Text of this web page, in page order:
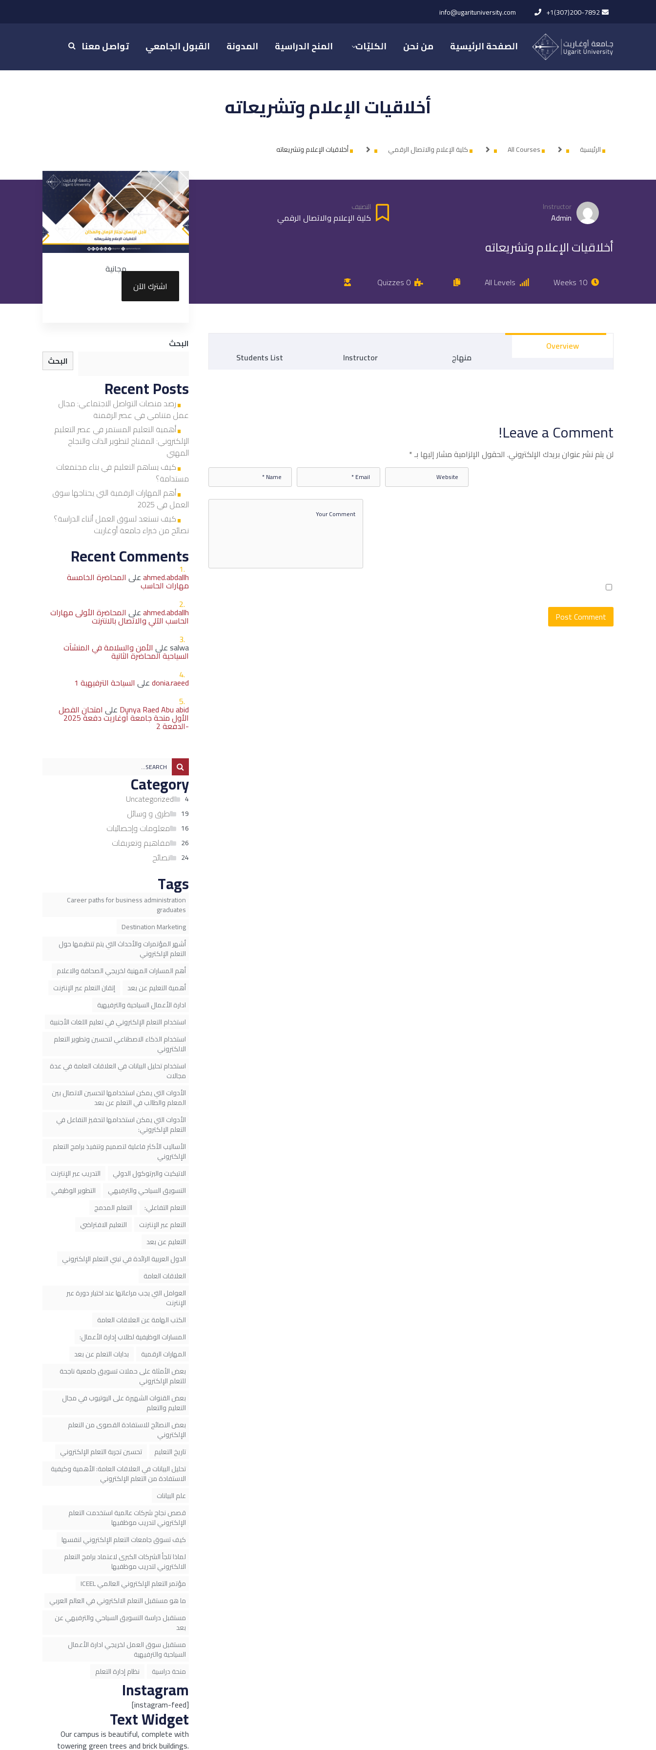
info@ugarituniversity.com +1(307)200-7892
تواصل معنا القبول الجامعي المدونة المنح الدراسية الكليّات من نحن الصفحة الرئيسية
أخلاقيات الإعلام وتشريعاته
الرئيسية All Courses كلية الإعلام والاتصال الرقمي أخلاقيات الإعلام وتشريعاته
Instructor
Admin
التصنيف
كلية الإعلام والاتصال الرقمي
أخلاقيات الإعلام وتشريعاته
10 Weeks
All Levels
0 Quizzes
Overview
منهاج
Instructor
Students List
Leave a Comment!
لن يتم نشر عنوان بريدك الإلكتروني. الحقول الإلزامية مشار إليها بـ*
مجانية
اشترك الآن
البحث
البحث
Recent Posts
رصد منصات التواصل الاجتماعي: مجال
عمل متنامي في عصر الرقمنة
أهمية التعليم المستمر في عصر التعليم
الإلكتروني: المفتاح لتطوير الذات والنجاح
المهني
كيف يساهم التعليم في بناء مجتمعات
مستدامة؟
أهم المهارات الرقمية التي يحتاجها سوق
العمل في 2025
كيف تستعد لسوق العمل أثناء الدراسة؟
نصائح من خبراء جامعة أوغاريت
Recent Comments
ahmed.abdallhعلى المحاضرة الخامسة
مهارات الحاسب
ahmed.abdallhعلى المحاضرة الأولى مهارات
الحاسب الآلي والاتصال بالانترنت
salwaعلى الأمن والسلامة في المنشآت
السياحية المحاضرة الثانية
donia.raeedعلى السياحة الترفيهية 1
Dunya Raed Abu abid على امتحان الفصل
الأول منحة جامعة أوغاريت دفعة 2025
-الدفعة 2
Category
Uncategorized 4
طرق و وسائل 19
معلومات وإحصائيات 16
مفاهيم وتعريفات 26
نصائح 24
Tags
Career paths for business administration
graduates
Destination Marketing
أشهر المؤتمرات والأحداث التي يتم تنظيمها حول
التعلم الإلكتروني
أهم المسارات المهنية لخريجي الصحافة والاعلام
أهمية التعليم عن بعد
إتقان التعلم عبر الإنترنت
ادارة الأعمال السياحية والترفيهية
استخدام التعلم الإلكتروني في تعليم اللغات الأجنبية
استخدام الذكاء الاصطناعي لتحسين وتطوير التعلم
الالكتروني
استخدام تحليل البيانات في العلاقات العامة في عدة
مجالات
الأدوات التي يمكن استخدامها لتحسين الاتصال بين
المعلم والطالب في التعلم عن بعد
الأدوات التي يمكن استخدامها لتحفيز التفاعل في
التعلم الإلكتروني:
الأساليب الأكثر فاعلية لتصميم وتنفيذ برامج التعلم
الإلكتروني
الاتيكيت والبرتوكول الدولي
التدريب عبر الإنترنت
التسويق السياحي والترفيهي
التطوير الوظيفي
التعلم التفاعلي:
التعلم المدمج
التعلم عبر الإنترنت
التعليم الافتراضي
التعليم عن بعد
الدول العربية الرائدة في تبني التعلم الإلكتروني
العلاقات العامة
العوامل التي يجب مراعاتها عند اختيار دورة عبر
الإنترنت
الكتب الهامة عن العلاقات العامة
المسارات الوظيفية لطلاب إدارة الأعمال:
المهارات الرقمية
بدايات التعلم عن بعد
بعض الأمثلة على حملات تسويق جامعية ناجحة
للتعلم الإلكتروني
بعض القنوات الشهيرة على اليوتيوب في مجال
التعليم والتعلم
بعض النصائح للاستفادة القصوى من التعلم
الإلكتروني
تاريخ التعليم
تحسين تجربة التعلم الإلكتروني
تحليل البيانات في العلاقات العامة: الأهمية وكيفية
الاستفادة من التعلم الإلكتروني
علم البيانات
قصص نجاح شركات عالمية استخدمت التعلم
الإلكتروني لتدريب موظفيها
كيف تسوق جامعات التعلم الإلكتروني لنفسها
لماذا تلجأ الشركات الكبرى لاعتماد برامج التعلم
الالكتروني لتدريب موظفيها
مؤتمر التعلم الإلكتروني العالمي ICEEL
ما هو مستقبل التعلم الالكتروني في العالم العربي
مستقبل دراسة التسويق السياحي والترفيهي عن
بعد
مستقبل سوق العمل لخريجي ادارة الأعمال
السياحية والترفيهية
منحة دراسية
نظام إدارة التعلم
Instagram
[instagram-feed]
Text Widget
Our campus is beautiful, complete with
towering green trees and brick buildings.